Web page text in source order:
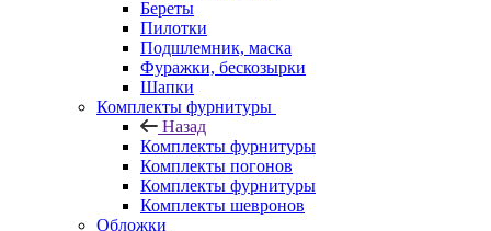
Береты
Пилотки
Подшлемник, маска
Фуражки, бескозырки
Шапки
Комплекты фурнитуры
Назад
Комплекты фурнитуры
Комплекты погонов
Комплекты фурнитуры
Комплекты шевронов
Обложки